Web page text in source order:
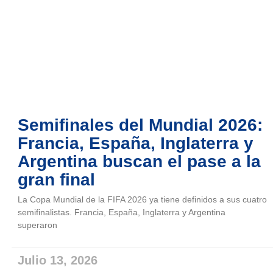
Semifinales del Mundial 2026:
Francia, España, Inglaterra y
Argentina buscan el pase a la
gran final
La Copa Mundial de la FIFA 2026 ya tiene definidos a sus cuatro
semifinalistas. Francia, España, Inglaterra y Argentina
superaron
Julio 13, 2026